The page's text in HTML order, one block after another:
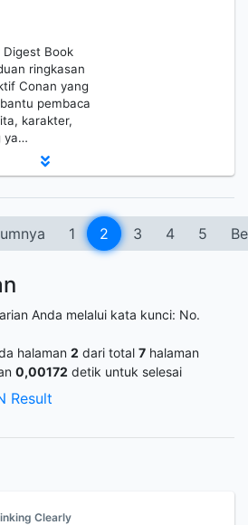
Book
ringkasan
Conan yang
pembaca
karakter,
ya…
1 2 3 4 5
Anda melalui kata kunci: No.
halaman 2 dari total 7 halaman
0,00172 detik untuk selesai
Result
Clearly